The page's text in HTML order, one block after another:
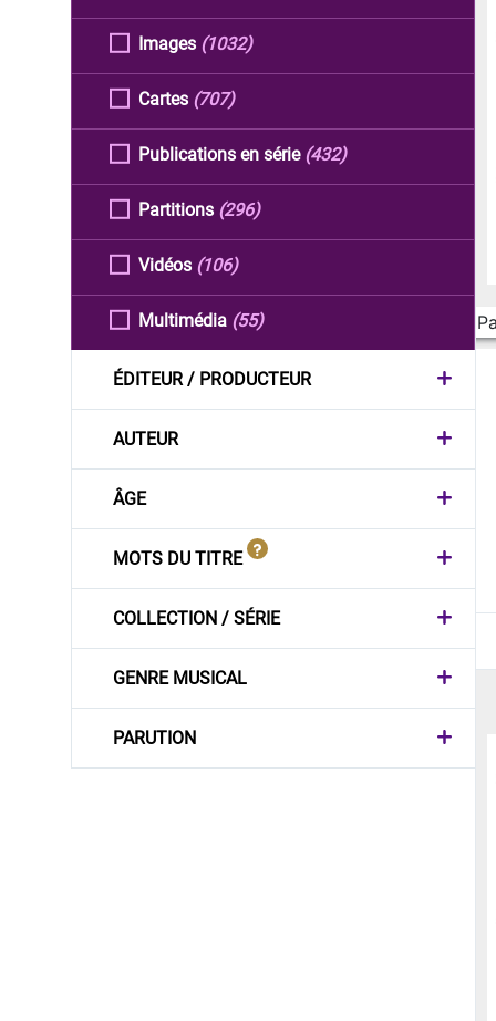
Images (1032)
Cartes (707)
Publications en série (432)
Partitions (296)
Vidéos (106)
Multimédia (55)
ÉDITEUR / PRODUCTEUR
AUTEUR
ÂGE
MOTS DU TITRE
COLLECTION / SÉRIE
GENRE MUSICAL
PARUTION